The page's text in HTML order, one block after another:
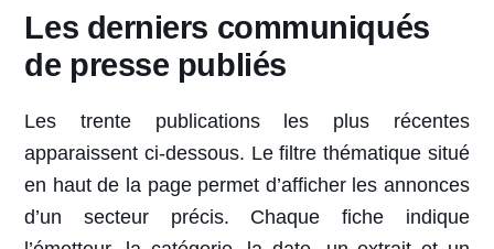
Les derniers communiqués
de presse publiés
Les trente publications les plus récentes
apparaissent ci-dessous. Le filtre thématique situé
en haut de la page permet d’afficher les annonces
d’un secteur précis. Chaque fiche indique